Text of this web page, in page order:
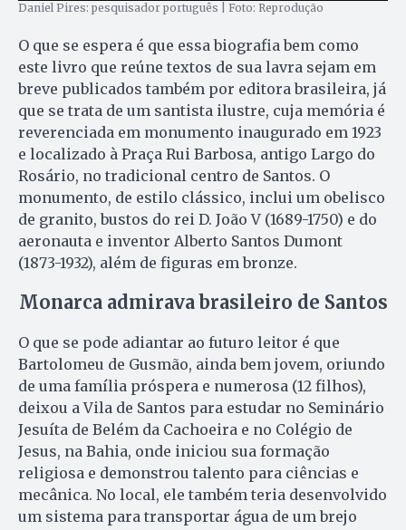
Daniel Pires: pesquisador português | Foto: Reprodução
O que se espera é que essa biografia bem como
este livro que reúne textos de sua lavra sejam em
breve publicados também por editora brasileira, já
que se trata de um santista ilustre, cuja memória é
reverenciada em monumento inaugurado em 1923
e localizado à Praça Rui Barbosa, antigo Largo do
Rosário, no tradicional centro de Santos. O
monumento, de estilo clássico, inclui um obelisco
de granito, bustos do rei D. João V (1689-1750) e do
aeronauta e inventor Alberto Santos Dumont
(1873-1932), além de figuras em bronze.
Monarca admirava brasileiro de Santos
O que se pode adiantar ao futuro leitor é que
Bartolomeu de Gusmão, ainda bem jovem, oriundo
de uma família próspera e numerosa (12 filhos),
deixou a Vila de Santos para estudar no Seminário
Jesuíta de Belém da Cachoeira e no Colégio de
Jesus, na Bahia, onde iniciou sua formação
religiosa e demonstrou talento para ciências e
mecânica. No local, ele também teria desenvolvido
um sistema para transportar água de um brejo